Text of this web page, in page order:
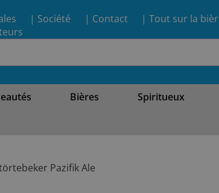
| Société | Contact | Tout sur la
Bières Spiritueux
Pazifik Ale